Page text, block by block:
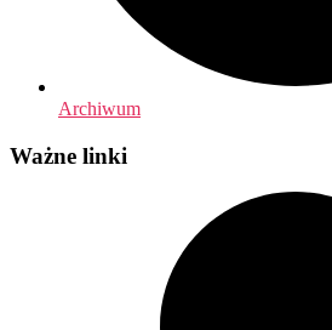
Archiwum
Ważne linki